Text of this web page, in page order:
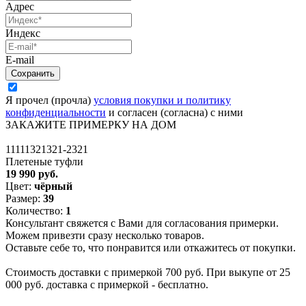
Адрес
Индекс
E-mail
Я прочел (прочла) условия покупки и политику
конфиденциальности и согласен (согласна) с ними
ЗАКАЖИТЕ ПРИМЕРКУ НА ДОМ
11111321321-2321
Плетеные туфли
19 990 руб.
Цвет: чёрный
Размер: 39
Количество: 1
Консультант свяжется с Вами для согласования примерки.
Можем привезти сразу несколько товаров.
Оставьте себе то, что понравится или откажитесь от покупки.
Стоимость доставки с примеркой 700 руб. При выкупе от 25
000 руб. доставка с примеркой - бесплатно.